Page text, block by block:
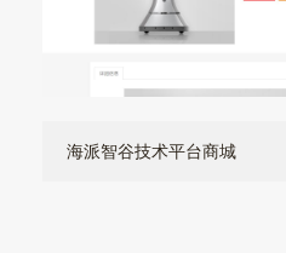
海派智谷技术平台商城